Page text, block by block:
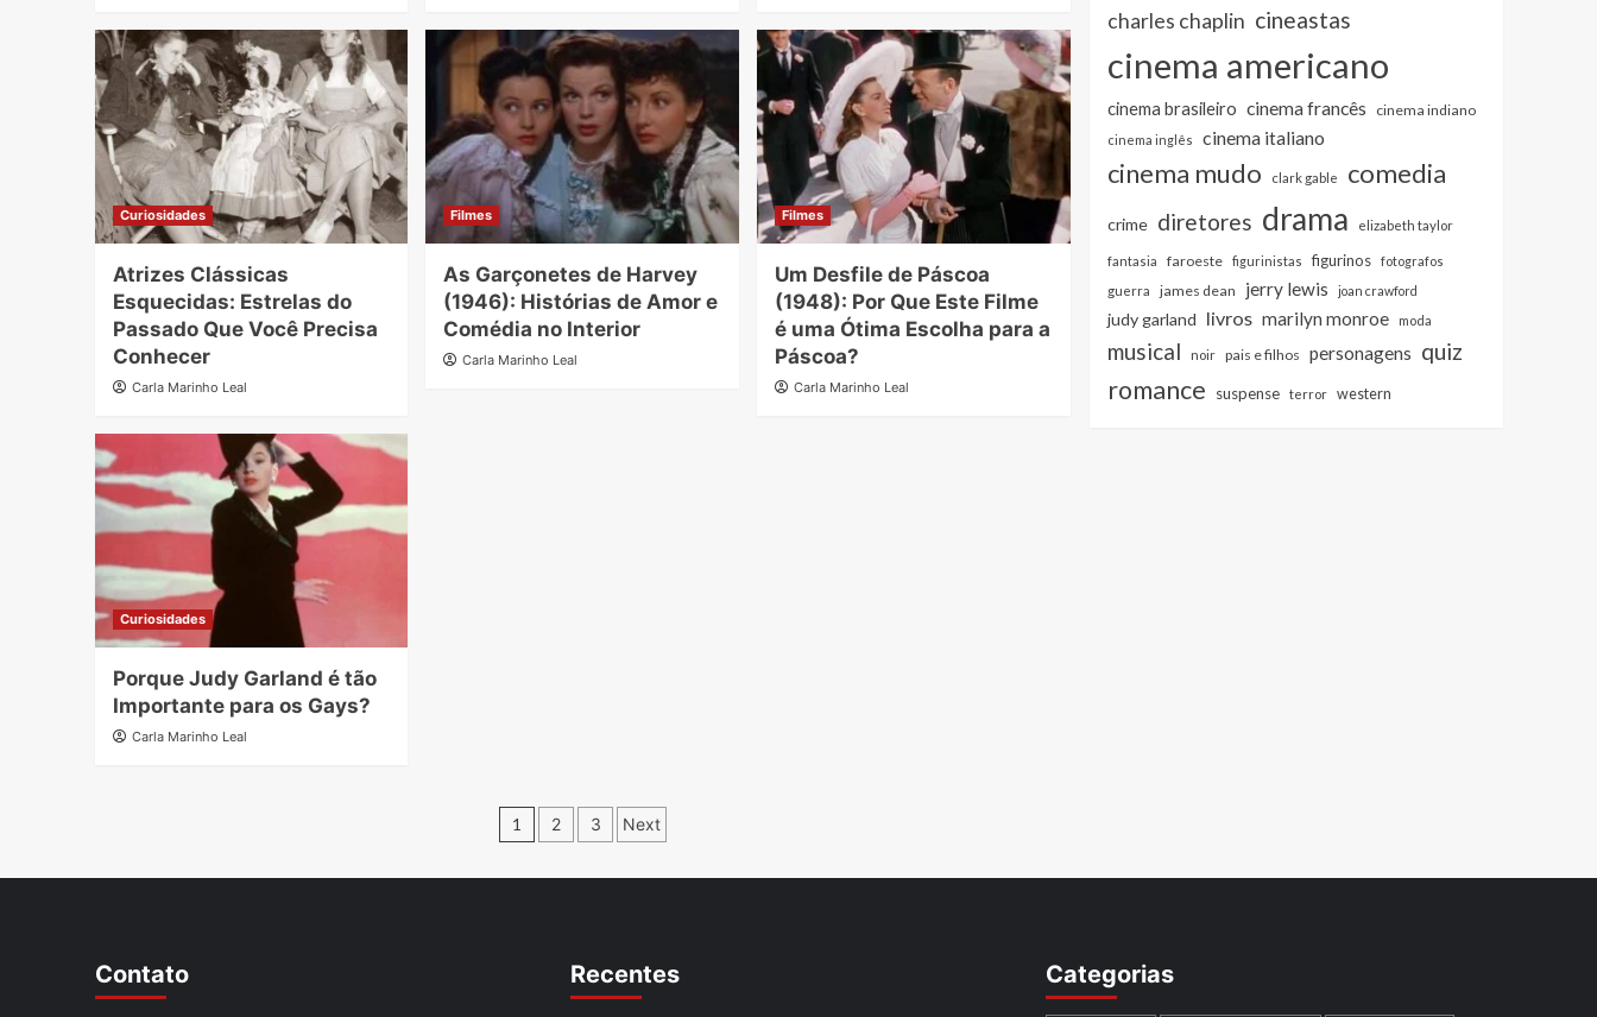
Curiosidades
Atrizes Clássicas
Esquecidas: Estrelas do
Passado Que Você Precisa
Conhecer
Carla Marinho Leal
Filmes
As Garçonetes de Harvey
(1946): Histórias de Amor e
Comédia no Interior
Carla Marinho Leal
Filmes
Um Desfile de Páscoa
(1948): Por Que Este Filme
é uma Ótima Escolha para a
Páscoa?
Carla Marinho Leal
Curiosidades
Porque Judy Garland é tão
Importante para os Gays?
Carla Marinho Leal
Paginação
1 2 3 Next
charles chaplin cineastas
cinema americano
cinema brasileiro cinema francês cinema indiano
cinema inglês cinema italiano
cinema mudo clark gable comedia
crime diretores drama elizabeth taylor
fantasia faroeste figurinistas figurinos
fotografos
guerra
james dean jerry lewis joan crawford
judy garland livros marilyn monroe moda
musical noir pais e filhos personagens quiz
romance suspense terror western
Contato Recentes Categorias